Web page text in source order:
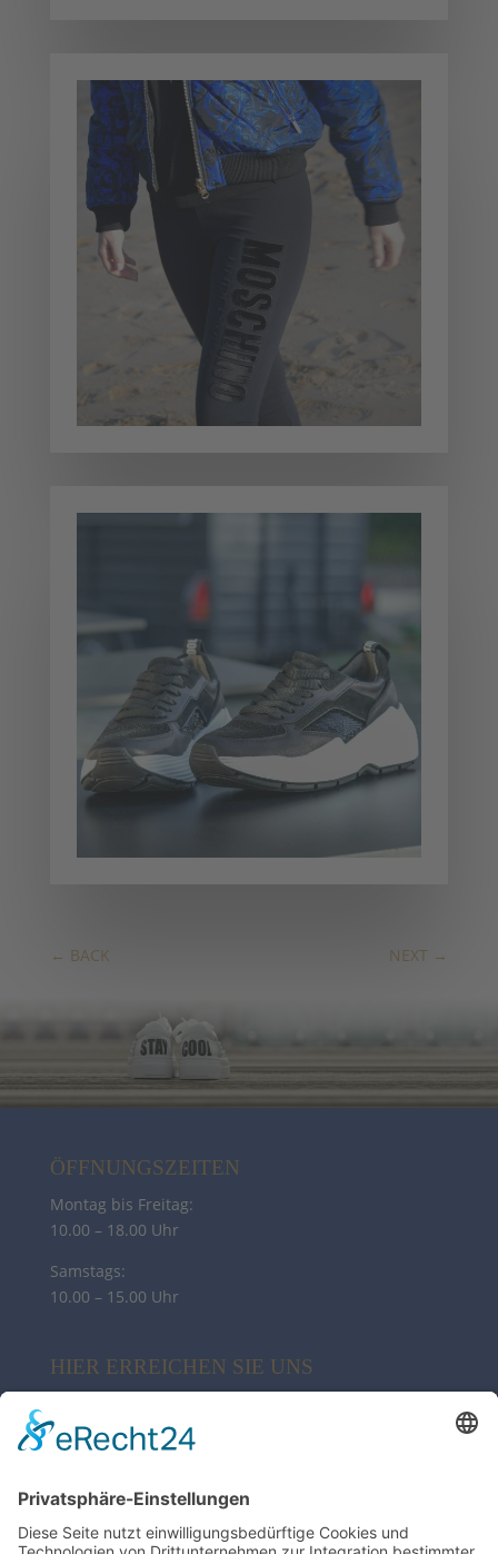
← BACK NEXT →
ÖFFNUNGSZEITEN
Montag bis Freitag:
10.00 – 18.00 Uhr
Samstags:
10.00 – 15.00 Uhr
HIER ERREICHEN SIE UNS
Poststr. 10 | 21244 Buchholz
info@syltcollection.de